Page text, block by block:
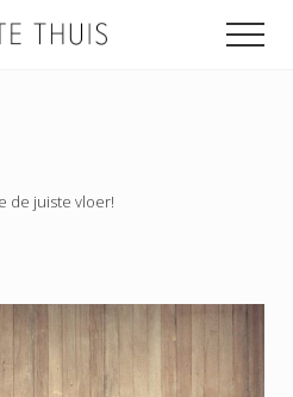
de juiste vloer!